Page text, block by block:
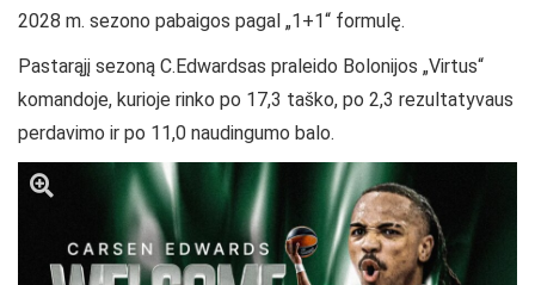
2028 m. sezono pabaigos pagal „1+1“ formulę.
Pastarąjį sezoną C.Edwardsas praleido Bolonijos „Virtus“
komandoje, kurioje rinko po 17,3 taško, po 2,3 rezultatyvaus
perdavimo ir po 11,0 naudingumo balo.